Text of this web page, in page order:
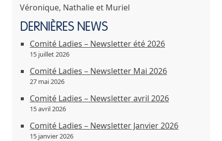
Véronique, Nathalie et Muriel
DERNIÈRES NEWS
Comité Ladies – Newsletter été 2026
15 juillet 2026
Comité Ladies – Newsletter Mai 2026
27 mai 2026
Comité Ladies – Newsletter avril 2026
15 avril 2026
Comité Ladies – Newsletter Janvier 2026
15 janvier 2026